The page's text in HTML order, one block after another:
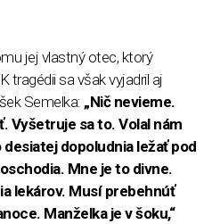
jej vlastný otec, ktorý
tragédii sa však vyjadril aj
Semelka: „Nič nevieme.
Vyšetruje sa to. Volal nám
dopoludnia ležať pod
Mne je to divne.
lekárov. Musí prebehnúť
Manželka je v šoku,“